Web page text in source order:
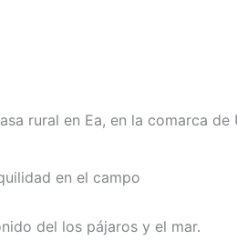
rural en Ea, en la comarca de
en el campo
del los pájaros y el mar.